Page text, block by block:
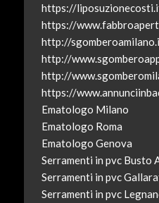
https://
https://
http://
http://
http://
https://
Ematologo Milano
Ematologo Roma
Ematologo Genova
Serramenti in pvc Busto
Serramenti in pvc
Serramenti in pvc